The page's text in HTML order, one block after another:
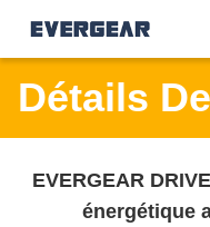
Détails
EVERGEAR
énergétique